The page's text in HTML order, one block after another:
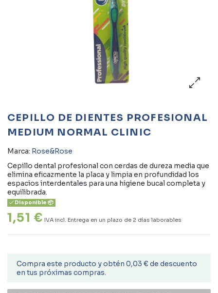
CEPILLO DE DIENTES PROFESIONAL
MEDIUM NORMAL CLINIC
Marca: Rose&Rose
Cepillo dental profesional con cerdas de dureza media que
elimina eficazmente la placa y limpia en profundidad los
espacios interdentales para una higiene bucal completa y
equilibrada.
Disponible 📦
1,51 € IVA incl. Entrega en un plazo de 2 días laborables
Compra este producto y obtén 0,03 € de descuento
en tus próximas compras.